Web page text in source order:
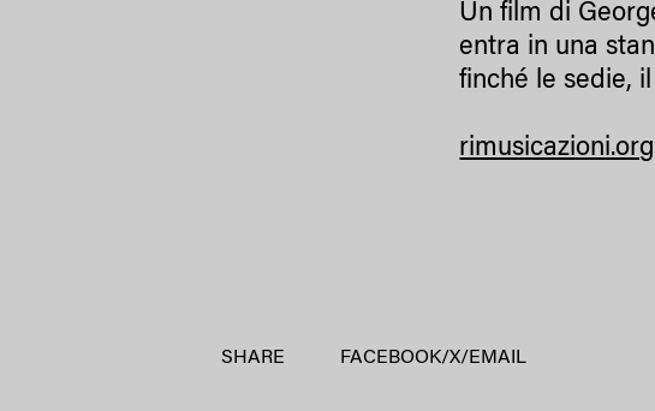
Un film di
entra in una
finché le sedie,
rimusicazioni.org
SHARE FACEBOOK/X/ EMAIL